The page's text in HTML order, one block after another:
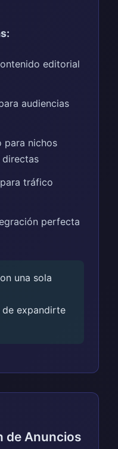
editorial
audiencias
para nichos
tráfico
perfecta
una sola
expandirte
de Anuncios